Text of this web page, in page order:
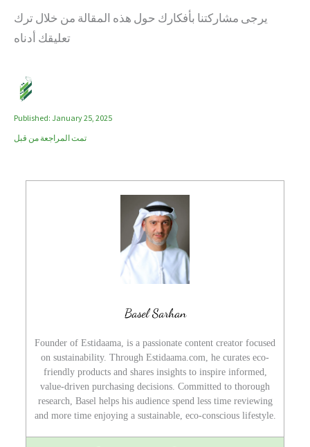
يرجى مشاركتنا بأفكارك حول هذه المقالة من خلال ترك
تعليقك أدناه
Published: January 25, 2025
تمت المراجعة من قبل
Basel Sarhan
Founder of Estidaama, is a passionate content creator focused
on sustainability. Through Estidaama.com, he curates eco-
friendly products and shares insights to inspire informed,
value-driven purchasing decisions. Committed to thorough
research, Basel helps his audience spend less time reviewing
and more time enjoying a sustainable, eco-conscious lifestyle.